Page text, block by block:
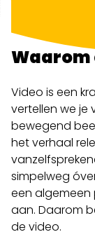
Waarom
Video is een
vertellen we je
bewegend
het verhaal
simpelweg
een algemeen
aan. Daarom
de video.